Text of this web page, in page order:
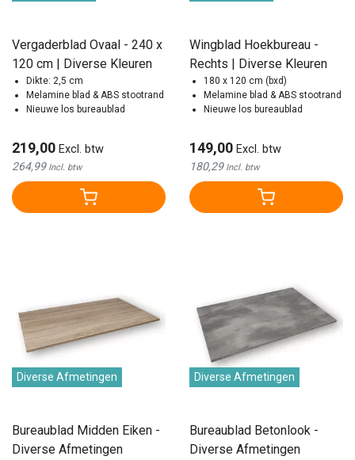
Vergaderblad Ovaal - 240 x
120 cm | Diverse Kleuren
Dikte: 2,5 cm
Melamine blad & ABS stootrand
Nieuwe los bureaublad
219,00 Excl. btw
264,99 Incl. btw
Wingblad Hoekbureau -
Rechts | Diverse Kleuren
180 x 120 cm (bxd)
Melamine blad & ABS stootrand
Nieuwe los bureaublad
149,00 Excl. btw
180,29 Incl. btw
Diverse Afmetingen
Bureaublad Midden Eiken -
Diverse Afmetingen
Diverse Afmetingen
Bureaublad Betonlook -
Diverse Afmetingen